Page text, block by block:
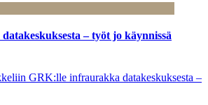
– työt jo käynnissä
GRK:lle infraurakka datakeskuksesta –